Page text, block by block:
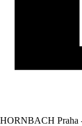
HORNBACH Praha